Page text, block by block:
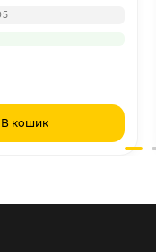
В кошик